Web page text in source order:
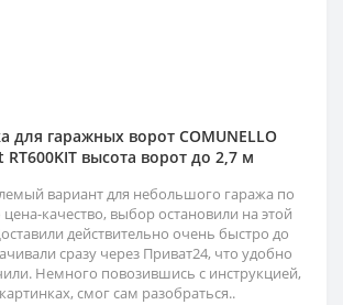
для гаражных ворот COMUNELLO
RT600KIT высота ворот до 2,7 м
вариант для небольшого гаража по
качество, выбор остановили на этой
действительно очень быстро до
сразу через Приват24, что удобно
Немного повозившись с инструкцией,
смог сам разобраться..